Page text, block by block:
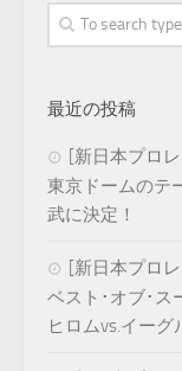
最近の投稿
[新日本プロ
東京ドームのテ
武に決定！
[新日本プロ
ベスト･オブ･ス
ヒロムvs.イーグ